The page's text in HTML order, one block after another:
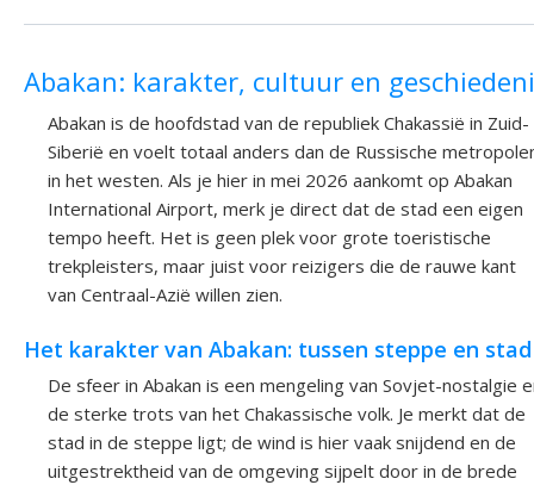
Abakan: karakter, cultuur en
Abakan is de hoofdstad van de republiek Chakassië in Zuid-
Siberië en voelt totaal anders dan de Russische
in het westen. Als je hier in mei 2026 aankomt op Abakan
International Airport, merk je direct dat de stad een eigen
tempo heeft. Het is geen plek voor grote toeristische
trekpleisters, maar juist voor reizigers die de rauwe kant
van Centraal-Azië willen zien.
Het karakter van Abakan: tussen steppe en stad
De sfeer in Abakan is een mengeling van Sovjet-nostalgie
de sterke trots van het Chakassische volk. Je merkt dat de
stad in de steppe ligt; de wind is hier vaak snijdend en de
uitgestrektheid van de omgeving sijpelt door in de brede